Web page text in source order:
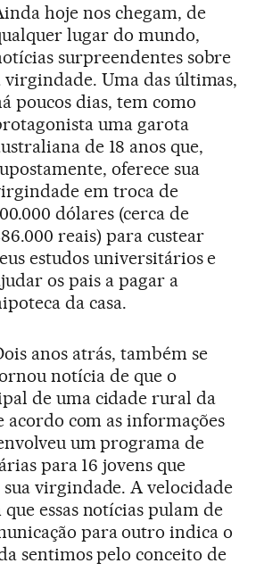
hoje nos chegam, de
lugar do mundo,
surpreendentes sobre
virgindade. Uma das últimas,
poucos dias, tem como
uma garota
de 18 anos que,
oferece sua
em troca de
dólares (cerca de
reais) para custear
estudos universitários e
os pais a pagar a
da casa.
anos atrás, também se
notícia de que o
de uma cidade rural da
acordo com as informações
um programa de
para 16 jovens que
virgindade. A velocidade
essas notícias pulam de
para outro indica o
sentimos pelo conceito de